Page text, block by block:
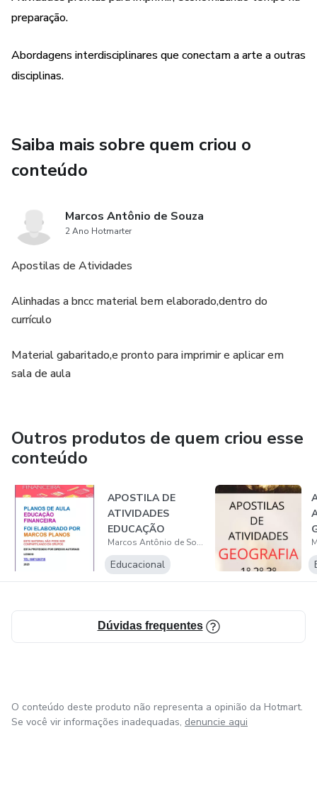
• VAMOS ENTENDER O INÍCIO DO TEATRO
• TEATRO, COMÉDIO E TRAGÉDIA
• DESIGN DE GAMES E ARTES VISUAIS
• PATRIMÔNIO E CULTURA
• CONHECENDO O ARTISTA VIK MUNIZ
9º ANO
• BENEFÍCIOS DA MÚSICA
• MUSICA E CINEMA
• MÚSICA EXPERIMENTAL
• ARTE E TECNOLOGIA
• CINEMA
• WEB ARTE
preparação.
Abordagens interdisciplinares que conectam a arte a outras
disciplinas.
Saiba mais sobre quem criou o
conteúdo
Marcos Antônio de Souza
2 Ano Hotmarter
Apostilas de Atividades
Alinhadas a bncc material bem elaborado,dentro do
currículo
Material gabaritado,e pronto para imprimir e aplicar em
sala de aula
Outros produtos de quem criou esse
conteúdo
APOSTILA DE
ATIVIDADES
EDUCAÇÃO
FINANCEIRA
Marcos Antônio de Souza
Educacional
Dúvidas frequentes
O conteúdo deste produto não representa a opinião da Hotmart.
Se você vir informações inadequadas, denuncie aqui